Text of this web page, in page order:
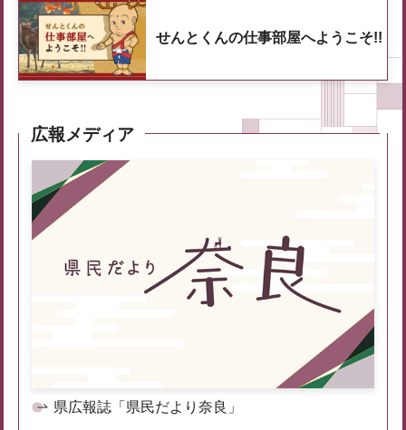
せんとくんの仕事部屋へようこそ!!
広報メディア
県広報誌「県民だより奈良」